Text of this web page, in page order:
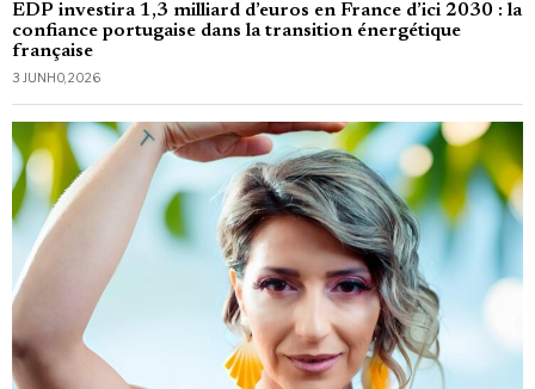
EDP investira 1,3 milliard d’euros en France d’ici 2030 : la
confiance portugaise dans la transition énergétique
française
3 JUNHO, 2026